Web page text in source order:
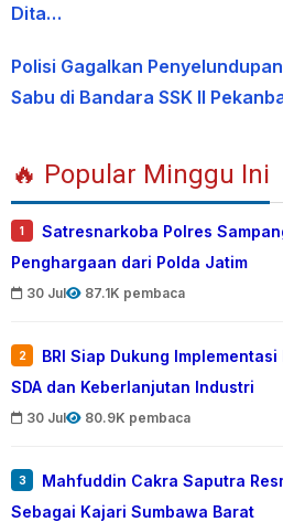
Dita…
Polisi Gagalkan
Sabu di Bandara SSK II
🔥 Popular Minggu Ini
1
Satresnarkoba Polres
Penghargaan dari Polda Jatim
30 Jul 87.1K pembaca
2
BRI Siap Dukung Implementasi
SDA dan Keberlanjutan Industri
30 Jul 80.9K pembaca
3
Mahfuddin Cakra Saputra
Sebagai Kajari Sumbawa Barat